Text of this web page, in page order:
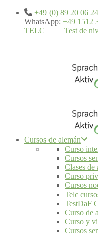
+49 (0) 89 20 06
WhatsApp: +49 1512
TELC
Test de
Cursos de alemán
Curso
Cursos
Clases de
Curso
Cursos
Telc
TestDaF
Curso de
Curso y
Cursos